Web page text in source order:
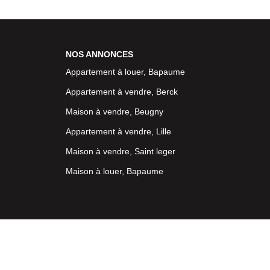
NOS ANNONCES
Appartement à louer, Bapaume
Appartement à vendre, Berck
Maison à vendre, Beugny
Appartement à vendre, Lille
Maison à vendre, Saint leger
Maison à louer, Bapaume